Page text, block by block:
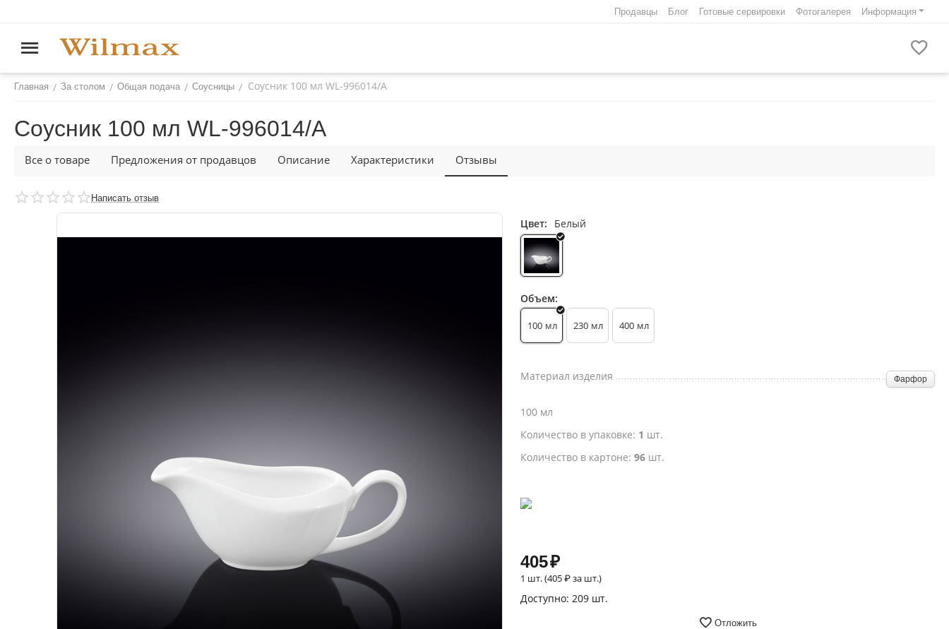
Продавцы Блог Готовые сервировки Фотогалерея Информация
Главная / За столом / Общая подача / Соусницы / Соусник 100 мл WL‑996014/A
Соусник 100 мл WL‑996014/A
Все о товаре Предложения от продавцов Описание Характеристики Отзывы
Написать отзыв
Цвет: Белый
Объем:
100 мл 230 мл 400 мл
Материал изделия Фарфор
100 мл
Количество в упаковке: 1 шт.
Количество в картоне:96 шт.
405₽
1 шт. (405₽за шт.)
Доступно: 209 шт.
Отложить